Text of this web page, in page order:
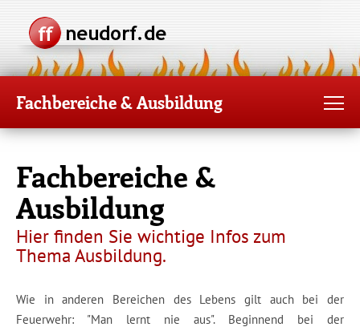
Fachbereiche & Ausbildung
Fachbereiche &
Ausbildung
Hier finden Sie wichtige Infos zum
Thema Ausbildung.
Wie in anderen Bereichen des Lebens gilt auch bei der
Feuerwehr: "Man lernt nie aus". Beginnend bei der